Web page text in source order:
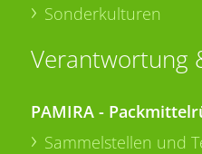
Sonderkulturen
Verantwortung
PAMIRA -
Sammelstellen und